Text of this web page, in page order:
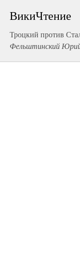
ВикиЧтение
Троцкий против
Фельштинский Юрий